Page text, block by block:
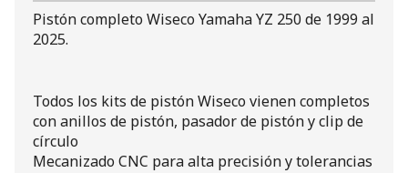
Pistón completo Wiseco Yamaha YZ 250 de 1999 al
2025.
Todos los kits de pistón Wiseco vienen completos
con anillos de pistón, pasador de pistón y clip de
círculo
Mecanizado CNC para alta precisión y tolerancias